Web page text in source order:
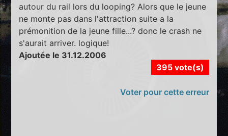
autour du rail lors du looping? Alors que le jeune
ne monte pas dans l'attraction suite a la
prémonition de la jeune fille...? donc le crash ne
s'aurait arriver. logique!
Ajoutée le 31.12.2006
395 vote(s)
Voter pour cette erreur